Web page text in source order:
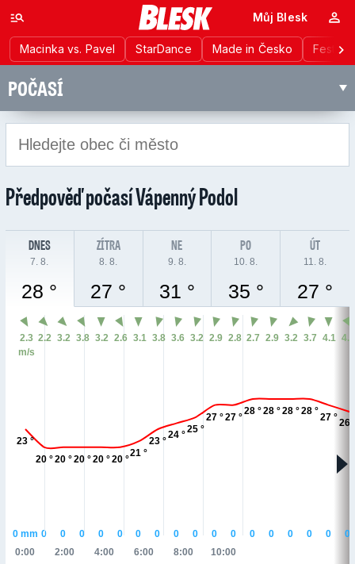
Macinka vs. Pavel StarDance Made in Česko
Můj Blesk
POČASÍ
Předpověď počasíVápenný Podol
DNES
7. 8.
28 °
ZÍTRA
8. 8.
27 °
NE
9. 8.
31 °
PO
10. 8.
35 °
ÚT
11. 8.
27 °
23 °
20 °20 °20 °20 °20 °
21 °
23 °
24 °
25 °
27 °27 °
28 °28 °28 °28 °
27 °
26
0:00 2:00 4:00 6:00 8:00 10:00
0mm 0 0 0 0 0 0 0 0 0 0 0 0 0 0 0 0 0
2.3
m/s
2.2 3.2 3.8 3.2 2.6 3.1 3.8 3.6 3.2 2.9 2.8 2.7 2.9 3.2 3.7 4.1 4.3